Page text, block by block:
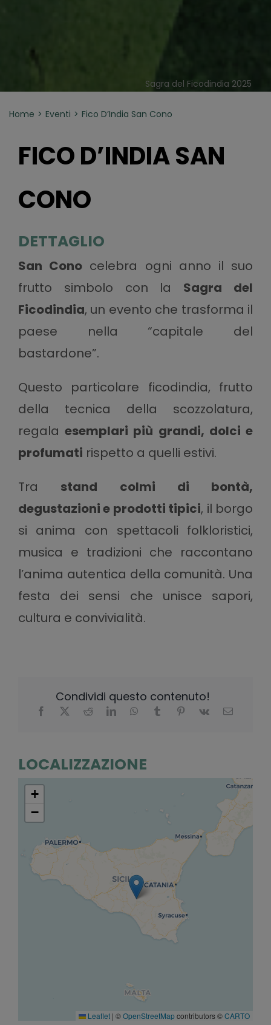
Sagra del Ficodindia 2025
Home Eventi Fico D’India San Cono
FICO D’INDIA SAN
CONO
DETTAGLIO
San Cono celebra ogni anno il suo
frutto simbolo con la Sagra del
Ficodindia, un evento che trasforma il
paese nella “capitale del
bastardone”.
Questo particolare ficodindia, frutto
della tecnica della scozzolatura,
regalaesemplari più grandi, dolci e
profumati rispetto a quelli estivi.
Tra stand colmi di bontà,
degustazioni e prodotti tipici, il borgo
si anima con spettacoli folkloristici,
musica e tradizioni che raccontano
l’anima autentica della comunità. Una
festa dei sensi che unisce sapori,
cultura e convivialità.
Condividi questo contenuto!
LOCALIZZAZIONE
+
−
Leaflet | ©OpenStreetMapcontributors ©CARTO